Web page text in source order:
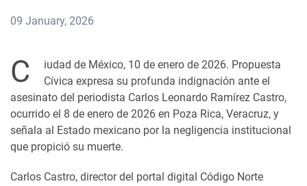
09 January, 2026
C
iudad de México, 10 de enero de 2026. Propuesta
Cívica expresa su profunda indignación ante el
asesinato del periodista Carlos Leonardo Ramírez Castro,
ocurrido el 8 de enero de 2026 en Poza Rica, Veracruz, y
señala al Estado mexicano por la negligencia institucional
que propició su muerte.
Carlos Castro, director del portal digital Código Norte